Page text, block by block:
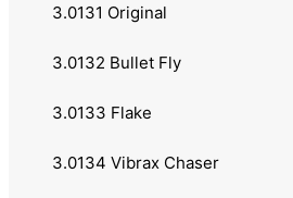
Flatnose Shad JR 2
Mamba 15cm 24g
3.0131 Original
3.0132 Bullet Fly
3.0133 Flake
3.0134 Vibrax Chaser